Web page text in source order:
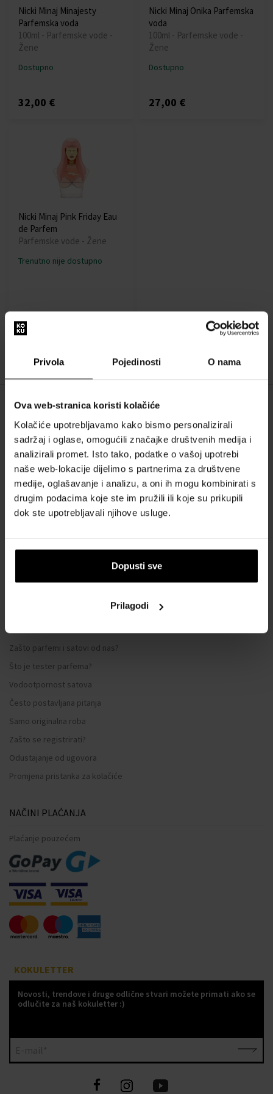
Privola Pojedinosti O nama
Ova web-stranica koristi kolačiće
Kolačiće upotrebljavamo kako bismo personalizirali
sadržaj i oglase, omogućili značajke društvenih medija i
analizirali promet. Isto tako, podatke o vašoj upotrebi
naše web-lokacije dijelimo s partnerima za društvene
medije, oglašavanje i analizu, a oni ih mogu kombinirati s
drugim podacima koje ste im pružili ili koje su prikupili
dok ste upotrebljavali njihove usluge.
Dopusti sve
Prilagodi
Nicki Minaj Minajesty
Parfemska voda
100ml - Parfemske vode -
Žene
Dostupno
32,00 €
Nicki Minaj Onika Parfemska
voda
100ml - Parfemske vode -
Žene
Dostupno
27,00 €
Nicki Minaj Pink Friday Eau
de Parfem
Parfemske vode - Žene
Trenutno nije dostupno
1
O NAMA
O nama
OBRAZAC ZA KONTAKT
Kontakt
SVE O KUPNJI
Sustav vjernosti
Zašto parfemi i satovi od nas?
Što je tester parfema?
Vodootpornost satova
Često postavljana pitanja
Samo originalna roba
Zašto se registrirati?
Odustajanje od ugovora
Promjena pristanka za kolačiće
NAČINI PLAĆANJA
Plaćanje pouzećem
KOKULETTER
Novosti, trendove i druge odlične stvari možete primati ako se
odlučite za naš kokuletter :)